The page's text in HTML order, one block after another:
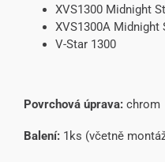
XVS1300 Midnight
XVS1300A Midnight
V-Star 1300
Povrchová úprava: chrom
Balení: 1ks (včetně